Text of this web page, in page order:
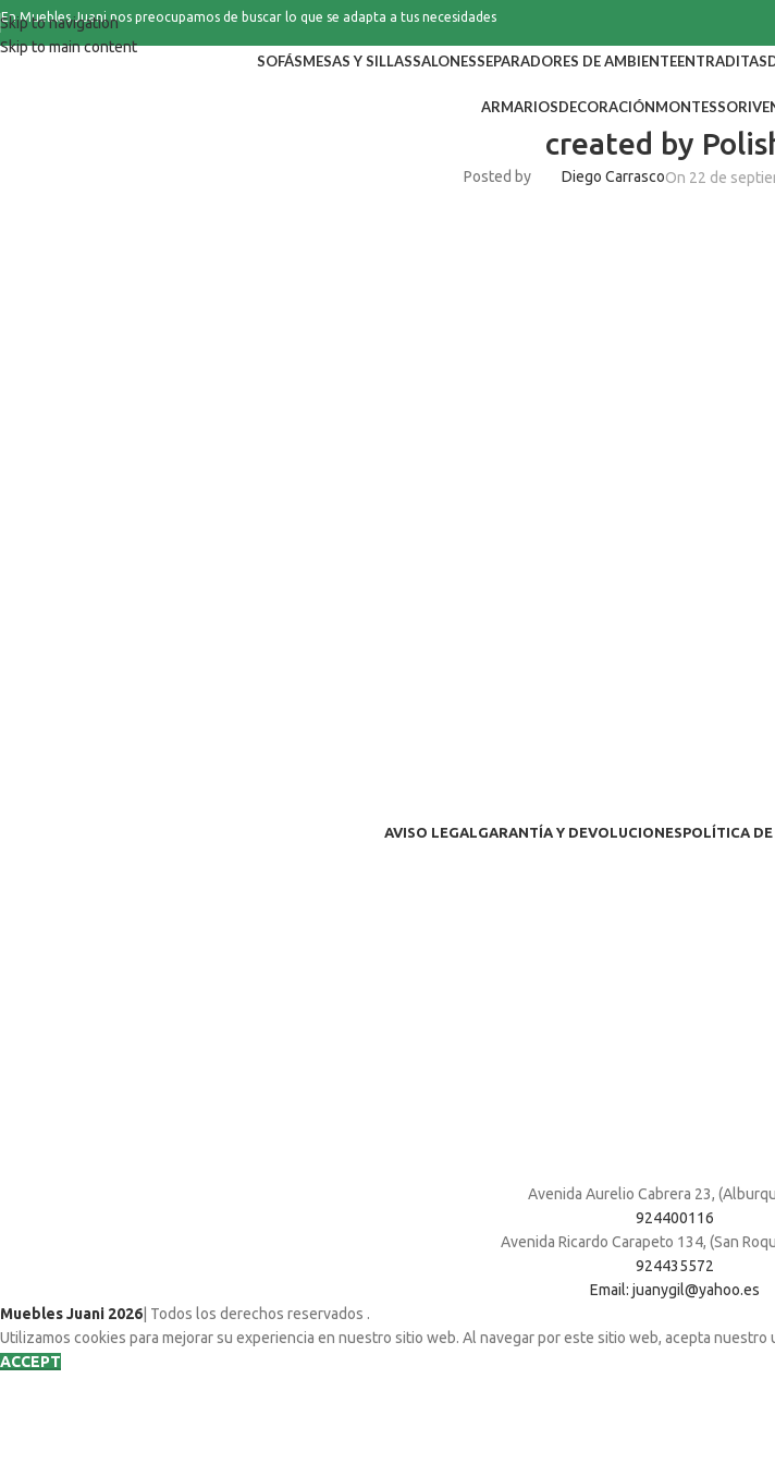
Skip to navigation
Skip to main content
En Muebles Juani nos preocupamos de buscar lo que se adapta a tus necesidades
SOFÁSMESAS Y SILLASSALONESSEPARADORES DE AMBIENTEENTRADITAS
ARMARIOSDECORACIÓNMONTESSORI
created by
Posted by Diego CarrascoOn 22 de
AVISO LEGALGARANTÍA Y DEVOLUCIONESPOLÍTICA
Avenida Aurelio Cabrera 23,
924400116
Avenida Ricardo Carapeto 134, (San
924435572
Email: juanygil@yahoo.es
Muebles Juani 2026 | Todos los derechos reservados .
Utilizamos cookies para mejorar su experiencia en nuestro sitio web. Al navegar por este sitio web, acepta nuestro
ACCEPT